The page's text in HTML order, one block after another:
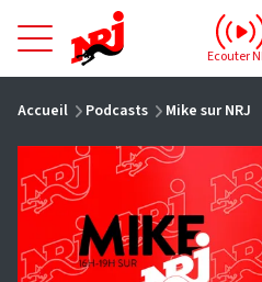
NRJ - Accueil
Ecouter
Accueil Podcasts Mike sur NRJ